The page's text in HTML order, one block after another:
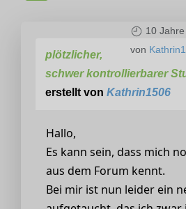
10
von
plötzlicher,
schwer kontrollierbarer
erstellt von Kathrin1506
Hallo,
Es kann sein, dass mich
aus dem Forum kennt.
Bei mir ist nun leider ein